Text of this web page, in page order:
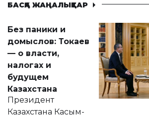
БАСҚА ЖАҢАЛЫҚТАР
Без паники и
домыслов: Токаев
— о власти,
налогах и
будущем
Казахстана
Президент
Казахстана Касым-